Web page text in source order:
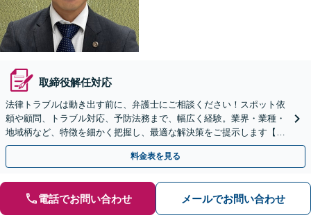
取締役解任対応
法律トラブルは動き出す前に、弁護士にご相談ください！スポット依
頼や顧問、トラブル対応、予防法務まで、幅広く経験。​​業界・業種・
地域柄など、特徴を細かく把握し、最適な解決策をご提示します【尾
張一宮駅6分】
料金表を見る
電話でお問い合わせ メールでお問い合わせ